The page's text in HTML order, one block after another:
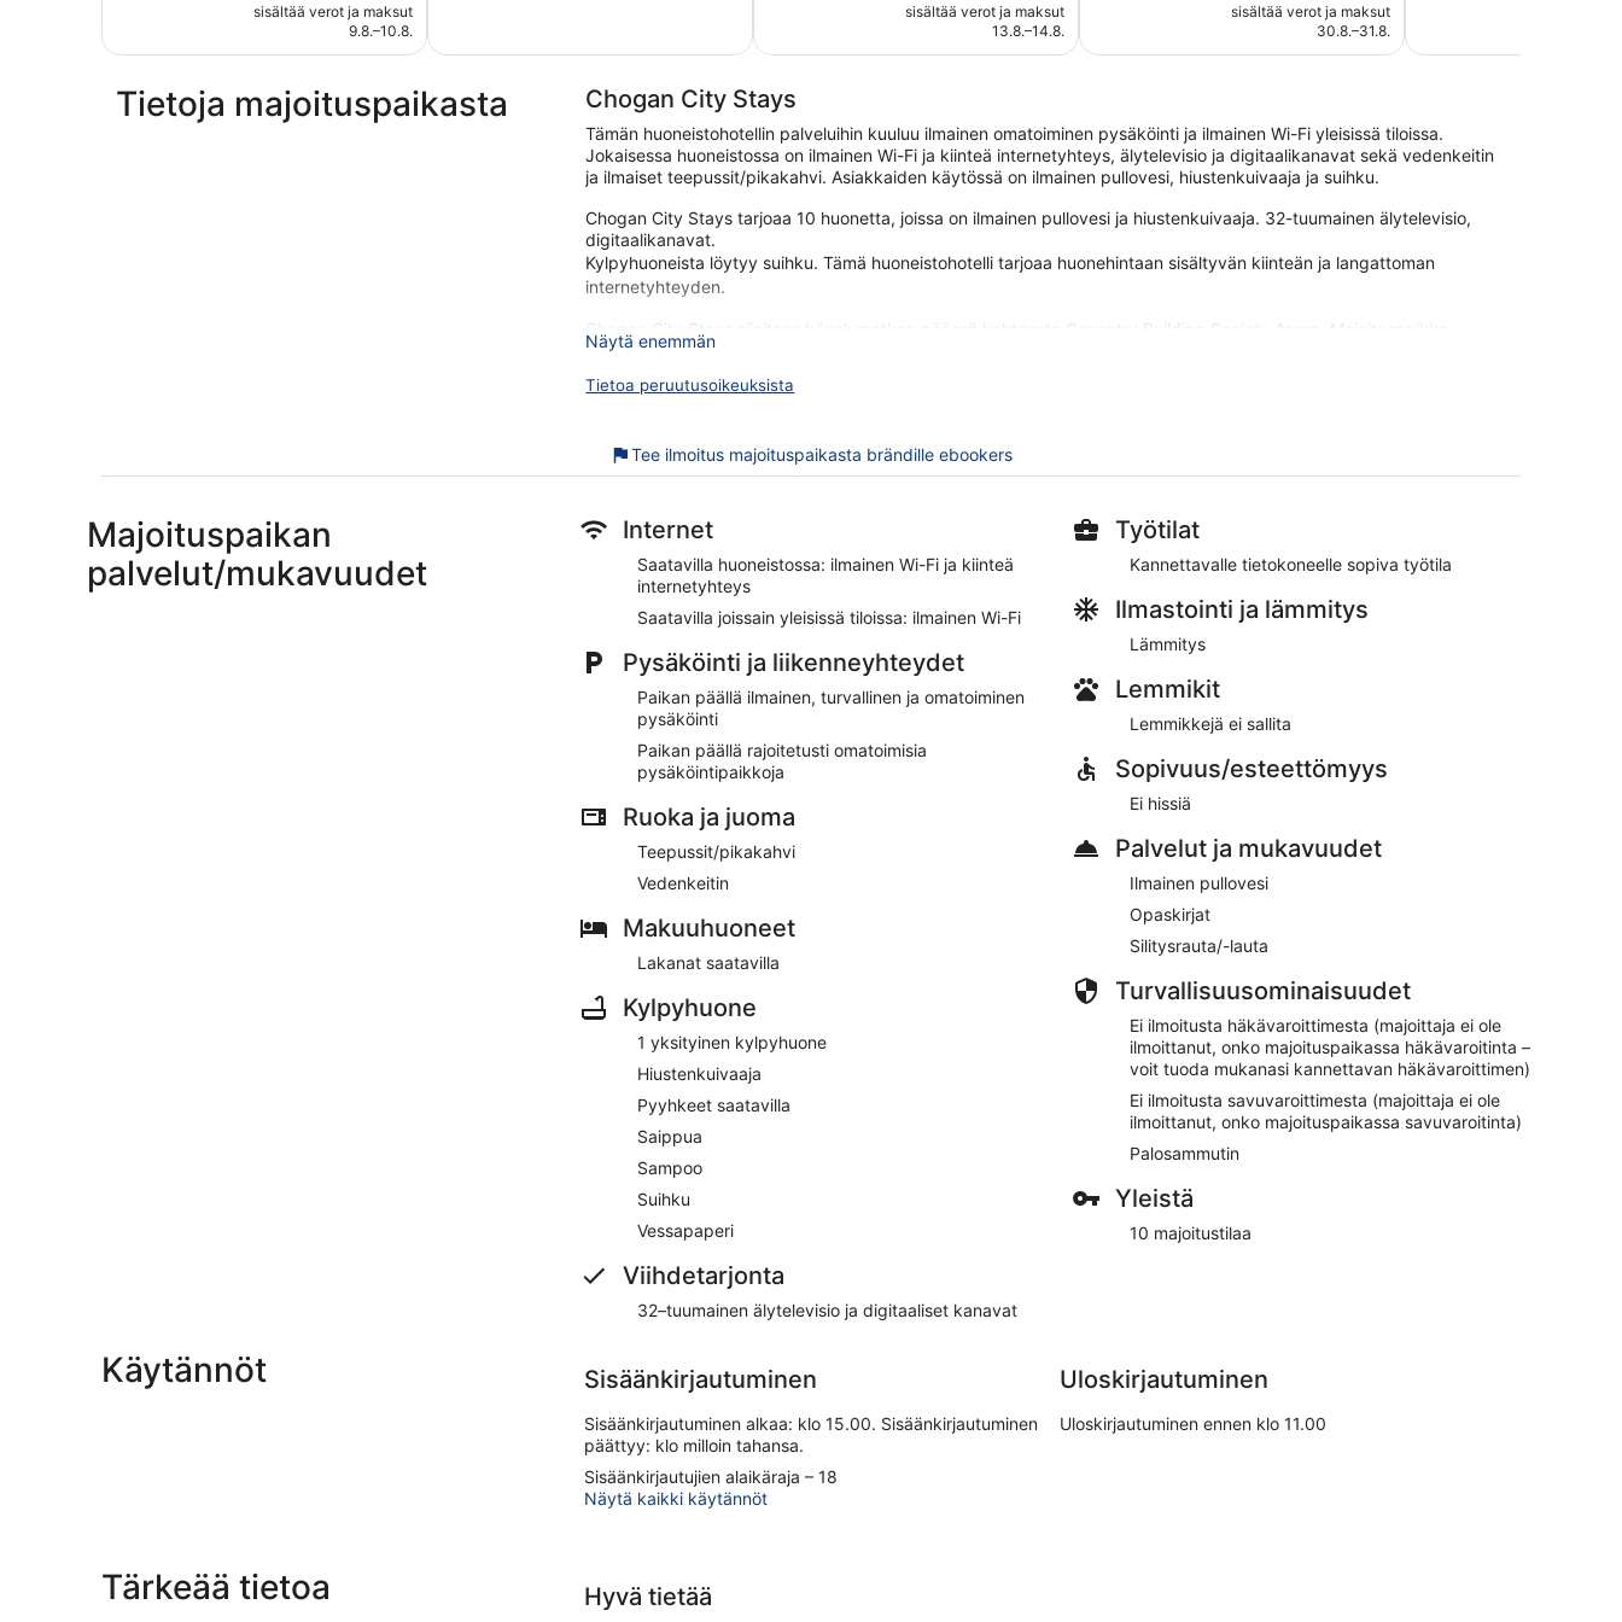
69 €
sisältää verot ja maksut
9.8.–10.8.
44 €
sisältää verot ja maksut
13.8.–14.8.
59 €
sisältää verot ja maksut
30.8.–31.8.
Tietoja majoituspaikasta Chogan City Stays
Tämän huoneistohotellin palveluihin kuuluu ilmainen omatoiminen pysäköinti ja ilmainen Wi-Fi yleisissä tiloissa.
Jokaisessa huoneistossa on ilmainen Wi-Fi ja kiinteä internetyhteys, älytelevisio ja digitaalikanavat sekä vedenkeitin
ja ilmaiset teepussit/pikakahvi. Asiakkaiden käytössä on ilmainen pullovesi, hiustenkuivaaja ja suihku.
Chogan City Stays tarjoaa 10 huonetta, joissa on ilmainen pullovesi ja hiustenkuivaaja. 32-tuumainen älytelevisio,
digitaalikanavat.
Kylpyhuoneista löytyy suihku. Tämä huoneistohotelli tarjoaa huonehintaan sisältyvän kiinteän ja langattoman
internetyhteyden.
Chogan City Stays sijaitsee kävelymatkan päässä kohteesta Coventry Building Society Arena. Majoituspaikka
tarjoaa asiakkailleen esimerkiksi ilmaisen Wi-Fi-yhteyden yleisissä tiloissa ja ilmaisen omatoimisen pysäköinnin. Tässä
ilmaisen Wi-Fi-yhteyden ja älytelevision.
pikakahvin
Ilmainen omatoiminen pysäköinti
päässä kohteesta Wheatsheaf Players
Yleisissä tiloissa on ilmainen Wi-Fi. Ilmainen omatoiminen pysäköinti on saatavilla.
Näytä enemmän
Tietoa peruutusoikeuksista
Tee ilmoitus majoituspaikasta brändille ebookers
Majoituspaikan
palvelut/mukavuudet
Internet
Saatavilla huoneistossa: ilmainen Wi-Fi ja kiinteä
internetyhteys
Saatavilla joissain yleisissä tiloissa: ilmainen Wi-Fi
Pysäköinti ja liikenneyhteydet
Paikan päällä ilmainen, turvallinen ja omatoiminen
pysäköinti
Paikan päällä rajoitetusti omatoimisia
pysäköintipaikkoja
Ruoka ja juoma
Teepussit/pikakahvi
Vedenkeitin
Makuuhuoneet
Lakanat saatavilla
Kylpyhuone
1 yksityinen kylpyhuone
Hiustenkuivaaja
Pyyhkeet saatavilla
Saippua
Sampoo
Suihku
Vessapaperi
Viihdetarjonta
32–tuumainen älytelevisio ja digitaaliset kanavat
Työtilat
Kannettavalle tietokoneelle sopiva työtila
Ilmastointi ja lämmitys
Lämmitys
Lemmikit
Lemmikkejä ei sallita
Sopivuus/esteettömyys
Ei hissiä
Palvelut ja mukavuudet
Ilmainen pullovesi
Opaskirjat
Silitysrauta/-lauta
Turvallisuusominaisuudet
Ei ilmoitusta häkävaroittimesta (majoittaja ei ole
ilmoittanut, onko majoituspaikassa häkävaroitinta –
voit tuoda mukanasi kannettavan häkävaroittimen)
Ei ilmoitusta savuvaroittimesta (majoittaja ei ole
ilmoittanut, onko majoituspaikassa savuvaroitinta)
Palosammutin
Yleistä
10 majoitustilaa
Käytännöt Sisäänkirjautuminen
Sisäänkirjautuminen alkaa: klo 15.00. Sisäänkirjautuminen
päättyy: klo milloin tahansa.
Sisäänkirjautujien alaikäraja – 18
Uloskirjautuminen
Uloskirjautuminen ennen klo 11.00
Näytä kaikki käytännöt
Tärkeää tietoa Hyvä tietää